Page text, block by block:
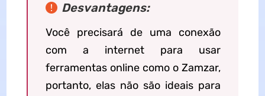
Desvantagens:
Você precisará de uma conexão
com a internet para usar
ferramentas online como o Zamzar,
portanto, elas não são ideais para